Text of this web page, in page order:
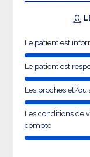
Le patient est
Le patient est
Les proches et/ou
Les conditions de
compte